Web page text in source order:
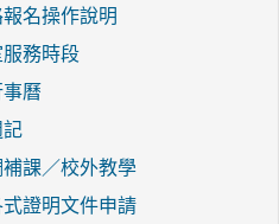
名操作說明
服務時段
行事曆
週週記
課／校外教學
證明文件申請